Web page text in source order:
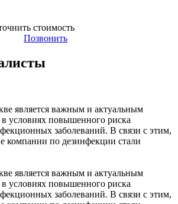
стоимость
Позвонить
является важным и актуальным
условиях повышенного риска
заболеваний. В связи с этим,
компании по дезинфекции стали
является важным и актуальным
условиях повышенного риска
заболеваний. В связи с этим,